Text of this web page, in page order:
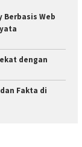
Berbasis Web
dengan
Fakta di